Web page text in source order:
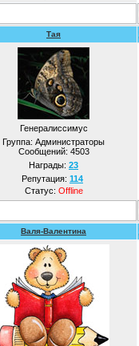
Тая
Генералиссимус
Группа: Администраторы
Сообщений: 4503
Награды: 23
Репутация: 114
Статус: Offline
Валя-Валентина